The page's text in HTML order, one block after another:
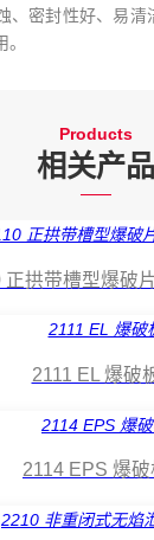
、密封性好、易清
Products
相关产品
正拱带槽型爆破
2111 EL 爆破
2114 EPS 爆破